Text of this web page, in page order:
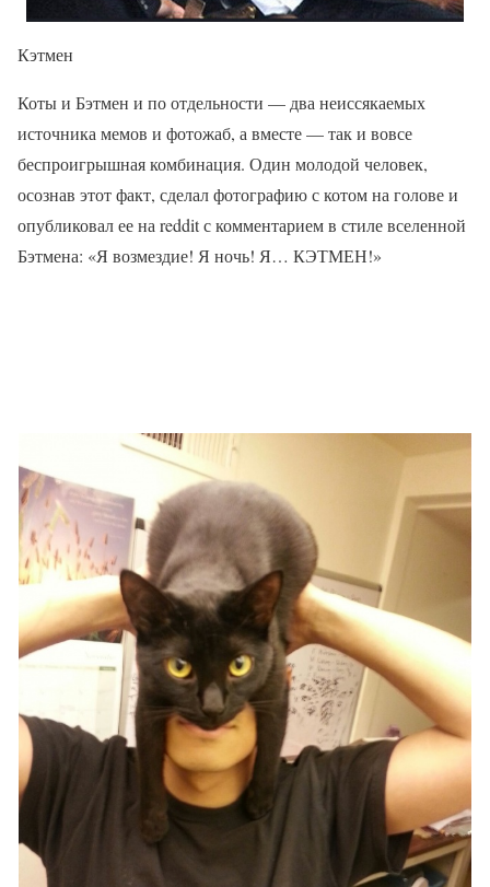
Кэтмен
Коты и Бэтмен и по отдельности — два неиссякаемых
источника мемов и фотожаб, а вместе — так и вовсе
беспроигрышная комбинация. Один молодой человек,
осознав этот факт, сделал фотографию с котом на голове и
опубликовал ее на reddit с комментарием в стиле вселенной
Бэтмена: «Я возмездие! Я ночь! Я… КЭТМЕН!»